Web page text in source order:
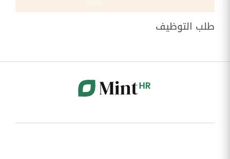
طلب التوظيف